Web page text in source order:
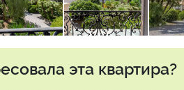
эта квартира?